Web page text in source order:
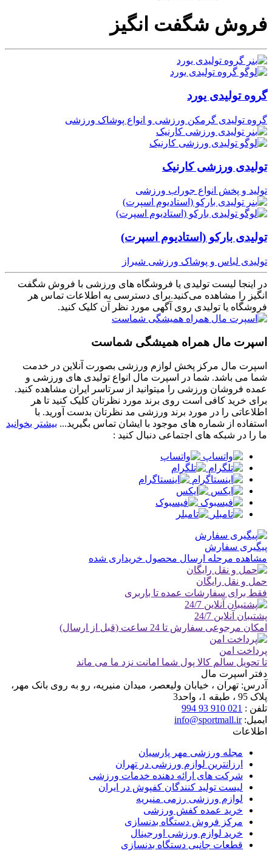
فروش شگفت انگیز
گروه تولیدی یورد
گروه تولیدی گرمکن ورزشی و انواع پوشاک ورزشی
تولیدی ورزشی کارنیک
تولید و پخش انواع جوراب ورزشی
تولیدی بارکو (استادیوم اسپرت)
تولیدی لباس و پوشاک ورزشی شیراز
در اینجا لیست تولیدی یا فروشگاه های ورزشی با فروش شگفت
انگیز را مشاهده می‌کنید.برای دسترسی به اطلاعات تماس هر
فروشگاه یا تولیدی روی آگهی مورد نظر آن کلیک کنید.
اسپرت مال همراه همیشگی شماست
اسپرت مال مرکز پخش لوازم ورزشی بصورت آنلاین در خدمت
شما می باشد. شما در اسپرت مال انواع تولیدی های ورزشی و
عمده فروشان ورزشی را میتوانید از سرتاسر ایران مشاهده کنید.
برای خرید کافی است روی برند مورد نظرتان کلیک کنید تا هر
اطلاعاتی را در مورد برند ورزشی مد نظرتان بدست آورید. با
استفاده از شماره های موجود با ایشان تماس بگیرید... بیشتر بخوانید
ما را در شبکه های اجتماعی دنبال کنید :
پیگیری سفارش
مشاهده مرحله ارسال محصول خریداری شده
حمل و نقل رایگان
فقط برای سفارشات عمده تا باربری
پشتیبان آنلاین 24/7
امکان مرجوعی سفارش تا 24 ساعت (قبل از ارسال)
پرداخت امن
تا تحویل سالم کالا پول شما امانت نزد ما می ماند
دفتر اسپرت مال
آدرس: تهران ، خیابان ولیعصر، میدان منیریه، رو به روی بانک مهر،
پلاک 95 ، طبقه 1، واحد3
تلفن : 021 910 93 994
ایمیل:info@sportmall.ir
اطلاعات
مجله ورزشی مهر پارسیان
ارزانترین لوازم ورزشی در تهران
شرکت های ارائه دهنده خدمات ورزشی
لیست تولید کنندگان کفپوش در ایران
لوازم ورزشی رزمی منیریه
خرید عمده کفش ورزشی
مرکز فروش دستگاه بدنسازی
خرید لوازم ورزشی اورجینال
قطعات جانبی دستگاه بدنسازی